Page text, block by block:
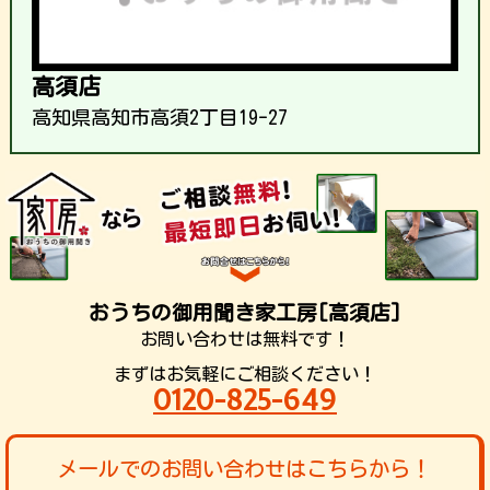
高須店
高知県高知市高須2丁目19-27
おうちの御用聞き家工房[高須店]
お問い合わせは無料です！
まずはお気軽にご相談ください！
0120-825-649
メールでのお問い合わせはこちらから！